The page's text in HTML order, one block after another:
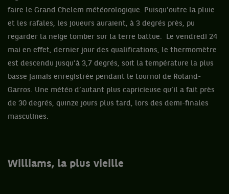
faire le Grand Chelem météorologique. Puisqu’outre la pluie
et les rafales, les joueurs auraient, à 3 degrés près, pu
regarder la neige tomber sur la terre battue. Le vendredi 24
mai en effet, dernier jour des qualifications, le thermomètre
est descendu jusqu’à 3,7 degrés, soit la température la plus
basse jamais enregistrée pendant le tournoi de Roland-
Garros. Une météo d’autant plus capricieuse qu’il a fait près
de 30 degrés, quinze jours plus tard, lors des demi-finales
masculines.
Williams, la plus vieille